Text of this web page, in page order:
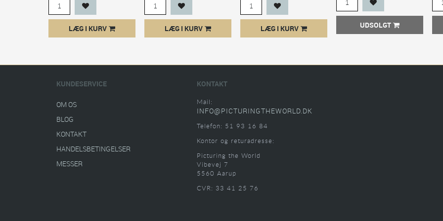
LÆG I KURV LÆG I KURV LÆG I KURV UDSOLGT
KUNDESERVICE
OM OS
BLOG
KONTAKT
HANDELSBETINGELSER
MESSER
KONTAKT
Mail:
INFO@PICTURINGTHEWORLD.DK
Telefon: 51 93 16 84
Kontor og returadresse:
Picturing the World
Vibevej 7
5560 Aarup
CVR: 33 41 25 76